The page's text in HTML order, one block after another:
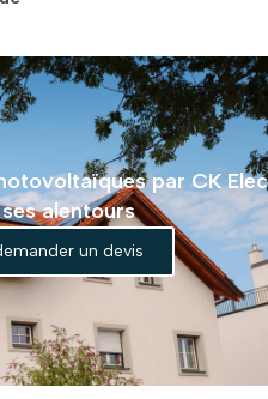
par CK Elec
alentours
un devis